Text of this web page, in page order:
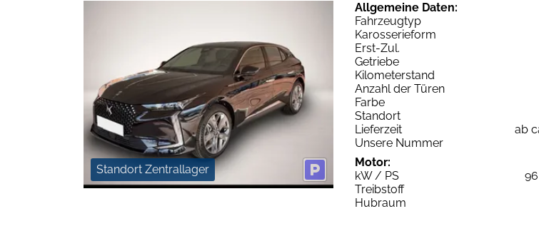
Standort Zentrallager
Allgemeine Daten:
Fahrzeugtyp
Karosserieform
Erst-Zul.
Getriebe
Kilometerstand
Anzahl der Türen
Farbe
Standort
Lieferzeit
ab
Unsere Nummer
Motor:
kW / PS
Treibstoff
Hubraum